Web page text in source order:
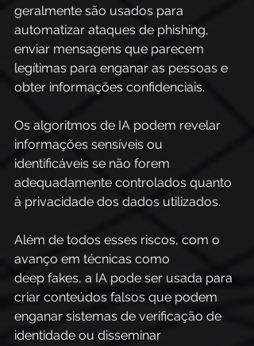
geralmente são usados para
automatizar ataques de phishing,
enviar mensagens que parecem
legítimas para enganar as pessoas e
obter informações confidenciais.
Os algoritmos de IA podem revelar
informações sensíveis ou
identificáveis se não forem
adequadamente controlados quanto
à privacidade dos dados utilizados.
Além de todos esses riscos, com o
avanço em técnicas como
deep fakes, a IA pode ser usada para
criar conteúdos falsos que podem
enganar sistemas de verificação de
identidade ou disseminar